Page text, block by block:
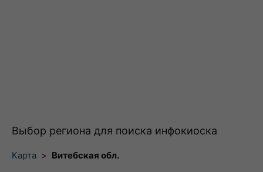
Выбор региона для поиска инфокиоска
Карта > Витебская обл.